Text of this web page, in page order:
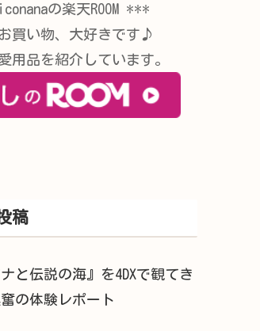
の楽天ROOM ***
買い物、大好きです♪
用品を紹介しています。
稿
と伝説の海』を4DXで観てき
の体験レポート